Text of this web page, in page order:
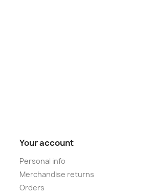
Your account
Personal info
Merchandise returns
Orders